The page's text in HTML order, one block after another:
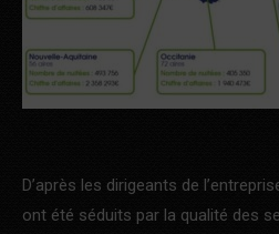
D’après les dirigeants de
ont été séduits par la qualité des